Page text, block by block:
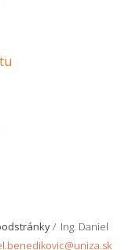
/ Ing. Daniel